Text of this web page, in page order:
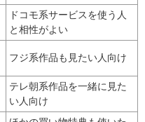
ドコモ系サービスを使う人
と相性がよい
フジ系作品も見たい人向け
テレ朝系作品を一緒に見た
い人向け